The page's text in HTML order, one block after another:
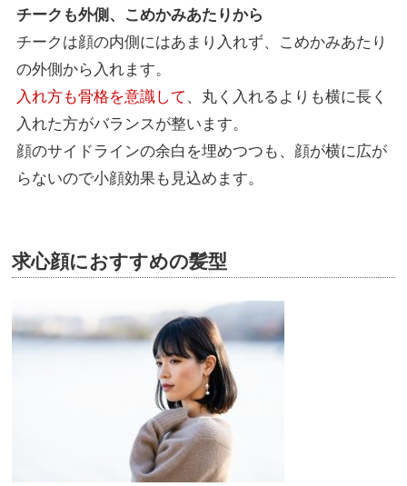
チークも外側、こめかみあたりから
チークは顔の内側にはあまり入れず、こめかみあたり
の外側から入れます。
入れ方も骨格を意識して 、丸く入れるよりも横に長く
入れた方がバランスが整います。
顔のサイドラインの余白を埋めつつも、顔が横に広が
らないので小顔効果も見込めます。
求心顔におすすめの髪型